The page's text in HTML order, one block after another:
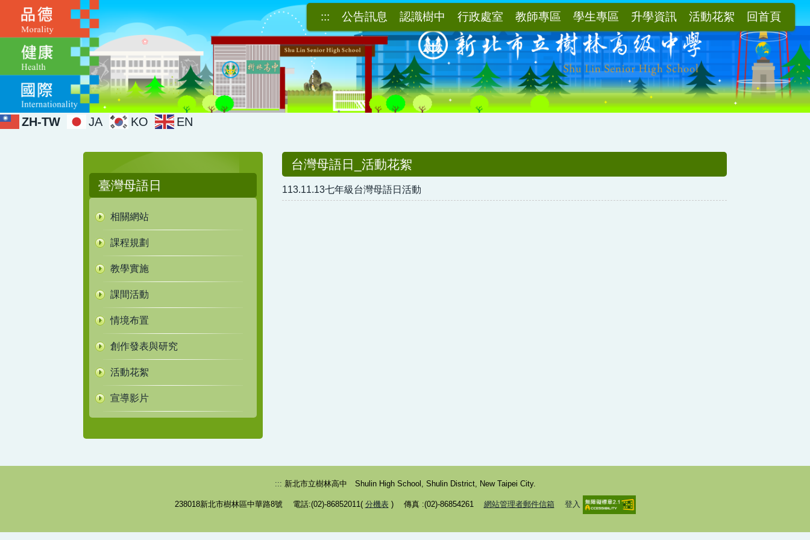
主
::: 公告訊息 認識樹中 行政處室 教師專區 學生專區 升學資訊 活動花絮 回首頁
ZH-TW JA KO EN
臺灣母語日
相關網站
課程規劃
教學實施
課間活動
情境布置
創作發表與研究
活動花絮
宣導影片
台灣母語日_活動花絮
113.11.13七年級台灣母語日活動
::: 新北市立樹林高中 Shulin High School, Shulin District, New Taipei City.
238018新北市樹林區中華路8號 電話:(02)-86852011( 分機表) 傳真 :(02)-86854261 網站管理者郵件信箱 登入